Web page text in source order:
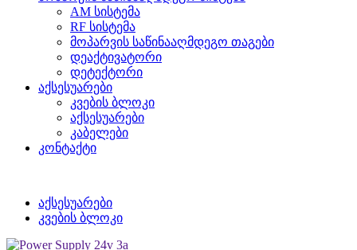
AM სისტემა
RF სისტემა
მოპარვის საწინააღმდეგო თაგები
დეაქტივატორი
დეტექტორი
აქსესუარები
კვების ბლოკი
აქსესუარები
კაბელები
კონტაქტი
აქსესუარები
კვების ბლოკი